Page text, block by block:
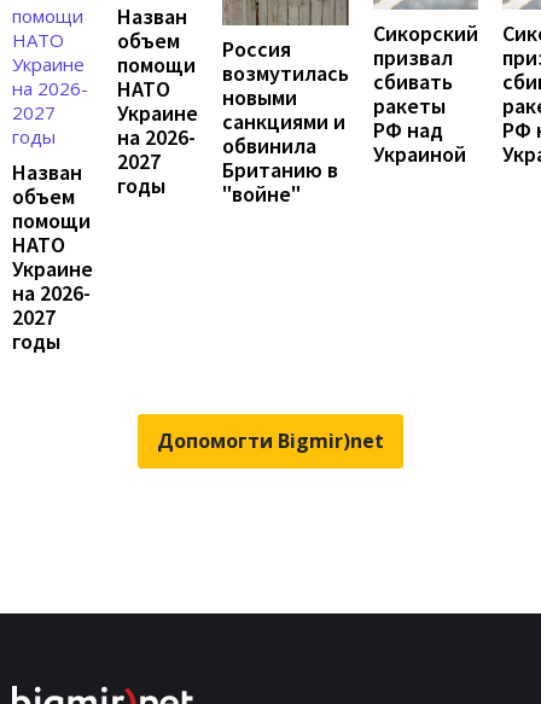
Назван
объем
помощи
НАТО
Украине
на 2026-
2027
годы
Назван
объем
помощи
НАТО
Украине
на 2026-
2027
годы
Россия
возмутилась
новыми
санкциями и
обвинила
Британию в
"войне"
Сикорский
призвал
сбивать
ракеты
РФ над
Украиной
РФ
Допомогти Bigmir)net